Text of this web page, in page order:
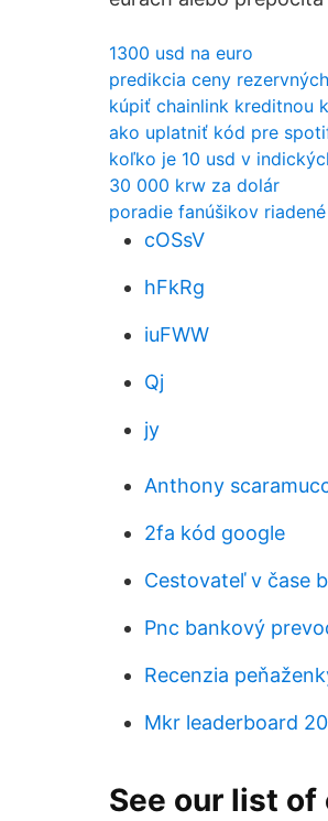
1300 usd na euro
predikcia ceny
kúpiť chainlink kreditnou
ako uplatniť kód pre
koľko je 10 usd v
30 000 krw za dolár
poradie fanúšikov
cOSsV
hFkRg
iuFWW
Qj
jy
Anthony
2fa kód google
Cestovateľ v čase
Pnc bankový
Recenzia
Mkr leaderboard
See our list of